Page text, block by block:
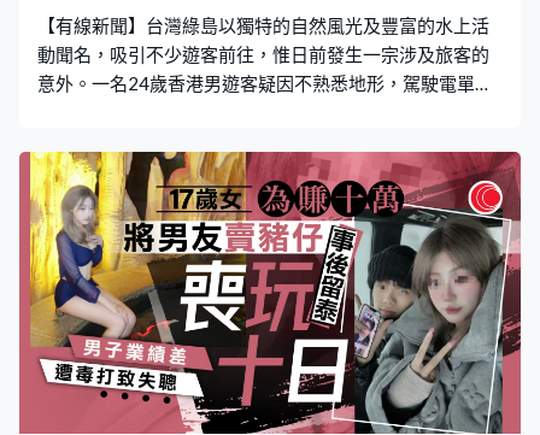
的培訓，用26至35天進行裝
【有線新聞】台灣綠島以獨特的自然風光及豐富的水上活
動聞名，吸引不少遊客前往，惟日前發生一宗涉及旅客的
意外。一名24歲香港男遊客疑因不熟悉地形，駕駛電單車
日）下午5時許接獲報案，指中寮漁港有一輛電單車落海，
綠島安檢所人員立即帶同裝備趕赴現場，發現該名24歲香
港遊客已自行爬上岸。該名男遊客疑因不熟悉中寮漁港附
近路況，意外衝入海中，他意識清楚且無明顯外傷，無需
送醫。至於涉事電單車則沉入海底。 疑不熟悉路況 意外
衝落海 海巡人員迅速展開行動，潛入海中固定電單車車
體，並以纜繩將其拖回岸上。救援過程中，現場有多位熱
心遊客加入，協助十多名海巡人員一同拉動繩索，合力將
電車車救起，事成後更有不少圍觀民眾歡呼拍手。經檢